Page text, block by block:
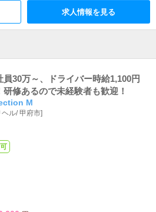
求人情報を見る
員30万～、ドライバー時給1,100円
研修あるので未経験者も歓迎！
M
ヘル/甲府市]